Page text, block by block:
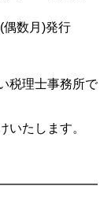
月)発行
税理士事務所で
いたします。